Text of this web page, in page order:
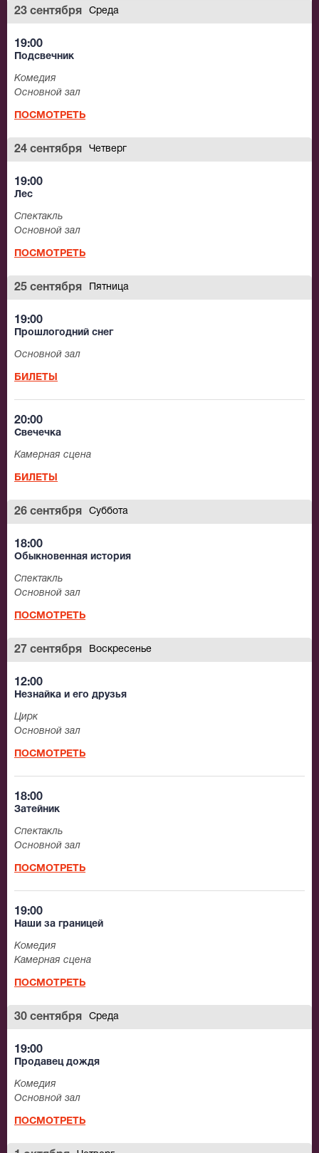
23 сентября Среда
19:00
Подсвечник
Комедия
Основной зал
ПОСМОТРЕТЬ
24 сентября Четверг
19:00
Лес
Спектакль
Основной зал
ПОСМОТРЕТЬ
25 сентября Пятница
19:00
Прошлогодний снег
Основной зал
БИЛЕТЫ
20:00
Свечечка
Камерная сцена
БИЛЕТЫ
26 сентября Суббота
18:00
Обыкновенная история
Спектакль
Основной зал
ПОСМОТРЕТЬ
27 сентября Воскресенье
12:00
Незнайка и его друзья
Цирк
Основной зал
ПОСМОТРЕТЬ
18:00
Затейник
Спектакль
Основной зал
ПОСМОТРЕТЬ
19:00
Наши за границей
Комедия
Камерная сцена
ПОСМОТРЕТЬ
30 сентября Среда
19:00
Продавец дождя
Комедия
Основной зал
ПОСМОТРЕТЬ